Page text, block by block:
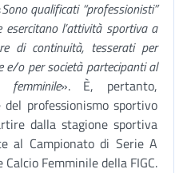
Sono qualificati “professionisti”
esercitano l’attività sportiva a
di continuità, tesserati per
e/o per società partecipanti al
». È, pertanto,
professionismo sportivo
dalla stagione sportiva
al Campionato di Serie A
Femminile della FIGC.